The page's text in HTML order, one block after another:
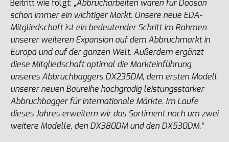
Beitritt wie folgt: „Abbrucharbeiten waren für Doosan
schon immer ein wichtiger Markt. Unsere neue EDA-
Mitgliedschaft ist ein bedeutender Schritt im Rahmen
unserer weiteren Expansion auf dem Abbruchmarkt in
Europa und auf der ganzen Welt. Außerdem ergänzt
diese Mitgliedschaft optimal die Markteinführung
unseres Abbruchbaggers DX235DM, dem ersten Modell
unserer neuen Baureihe hochgradig leistungsstarker
Abbruchbagger für internationale Märkte. Im Laufe
dieses Jahres erweitern wir das Sortiment noch um zwei
weitere Modelle, den DX380DM und den DX530DM.“